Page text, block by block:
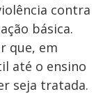
contra
básica.
que, em
até o ensino
seja tratada.